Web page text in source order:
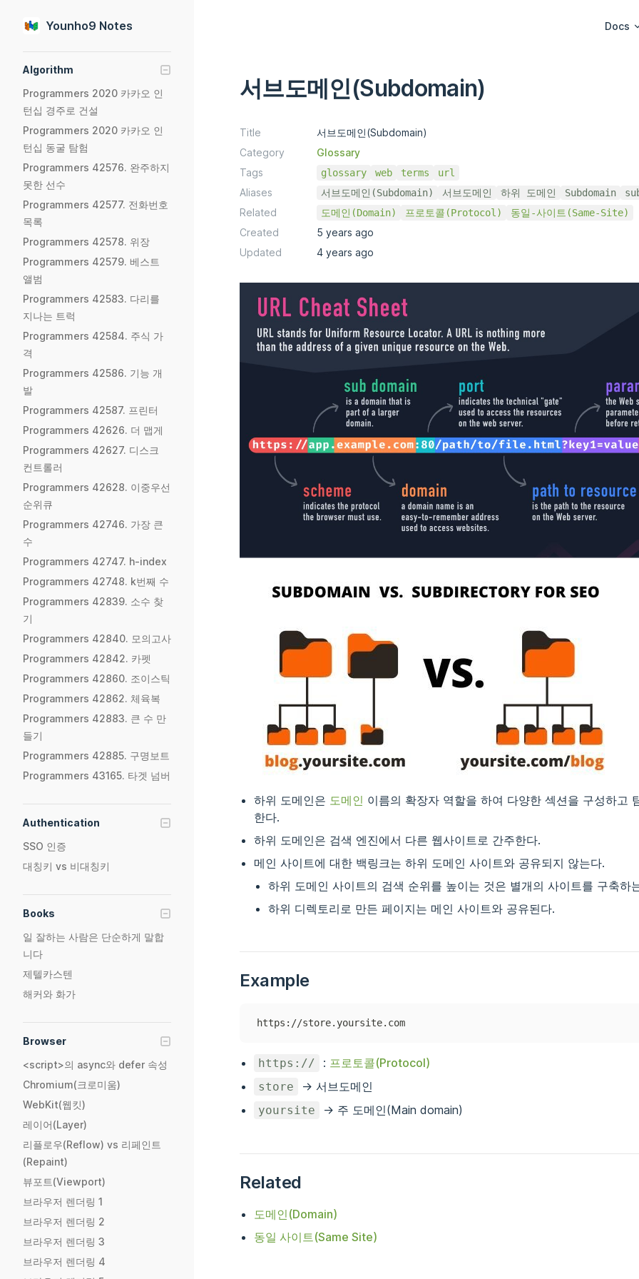
Skip to content
Younho9 Notes Docs
Algorithm
Programmers 2020 카카오 인
턴십 경주로 건설
Programmers 2020 카카오 인
턴십 동굴 탐험
Programmers 42576. 완주하지
못한 선수
Programmers 42577. 전화번호
목록
Programmers 42578. 위장
Programmers 42579. 베스트
앨범
Programmers 42583. 다리를
지나는 트럭
Programmers 42584. 주식 가
격
Programmers 42586. 기능 개
발
Programmers 42587. 프린터
Programmers 42626. 더 맵게
Programmers 42627. 디스크
컨트롤러
Programmers 42628. 이중우선
순위큐
Programmers 42746. 가장 큰
수
Programmers 42747. h-index
Programmers 42748. k번째 수
Programmers 42839. 소수 찾
기
Programmers 42840. 모의고사
Programmers 42842. 카펫
Programmers 42860. 조이스틱
Programmers 42862. 체육복
Programmers 42883. 큰 수 만
들기
Programmers 42885. 구명보트
Programmers 43165. 타겟 넘버
Authentication
SSO 인증
대칭키 vs 비대칭키
Books
일 잘하는 사람은 단순하게 말합
니다
제텔카스텐
해커와 화가
Browser
<script>의 async와 defer 속성
Chromium(크로미움)
WebKit(웹킷)
레이어(Layer)
리플로우(Reflow) vs 리페인트
(Repaint)
뷰포트(Viewport)
브라우저 렌더링 1
브라우저 렌더링 2
브라우저 렌더링 3
브라우저 렌더링 4
서브도메인(Subdomain)
Title
서브도메인(Subdomain)
Category
Glossary
Tags
glossary web terms url
Aliases 서브도메인(Subdomain) 서브도메인 하위 도메인 Subdomain
Related 도메인(Domain) 프로토콜(Protocol) 동일-사이트(Same-Site)
Created
5 years ago
Updated
4 years ago
하위 도메인은 도메인 이름의 확장자 역할을 하여 다양한 섹션을 구성하고
한다.
하위 도메인은 검색 엔진에서 다른 웹사이트로 간주한다.
메인 사이트에 대한 백링크는 하위 도메인 사이트와 공유되지 않는다.
하위 도메인 사이트의 검색 순위를 높이는 것은 별개의 사이트를 구축하
하위 디렉토리로 만든 페이지는 메인 사이트와 공유된다.
Example
https://store.yoursite.com
https:// : 프로토콜(Protocol)
store -> 서브도메인
yoursite -> 주 도메인(Main domain)
Related
도메인(Domain)
동일 사이트(Same Site)